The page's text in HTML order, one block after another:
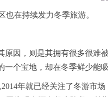
也在持续发力冬季旅游。
原因，则是其拥有很多很
一个宝地，却在冬季鲜少能
年就已经关注了冬游市